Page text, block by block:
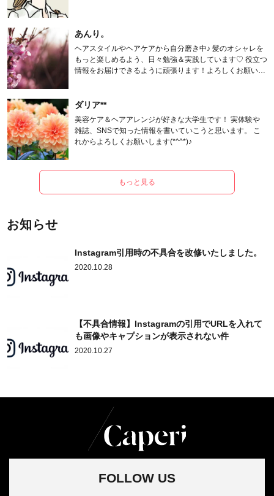
あんり。
ヘアスタイルやヘアケアから自分磨き中♪ 髪のオシャレを
もっと楽しめるよう、日々勉強＆実践しています♡ 役立つ
情報をお届けできるように頑張ります！よろしくお願いし
ダリア**
美容ケア＆ヘアアレンジが好きな大学生です！ 実体験や
雑誌、SNSで知った情報を書いていこうと思います。 こ
れからよろしくお願いします(*^^*)♪
もっと見る
お知らせ
Instagram引用時の不具合を改修いたしました。
2020.10.28
【不具合情報】Instagramの引用でURLを入れて
も画像やキャプションが表示されない件
2020.10.27
FOLLOW US